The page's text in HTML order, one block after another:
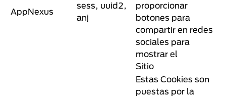
AppNexus
sess, uuid2,
anj
proporcionar
botones para
compartir en redes
sociales para
mostrar el
Sitio
Estas Cookies son
puestas por la